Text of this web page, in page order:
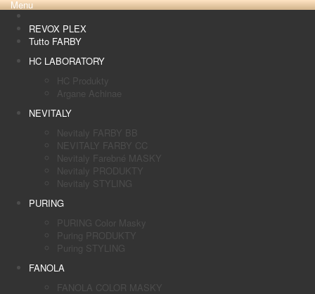
Menu
REVOX PLEX
Tutto FARBY
HC LABORATORY
HC Produkty
Argane Achinae
NEVITALY
Nevitaly FARBY BB
NEVITALY FARBY CC
Nevitaly Farebné MASKY
Nevitaly PRODUKTY
Nevitaly STYLING
PURING
PURING Color Masky
Puring PRODUKTY
Puring STYLING
FANOLA
FANOLA COLOR MASKY